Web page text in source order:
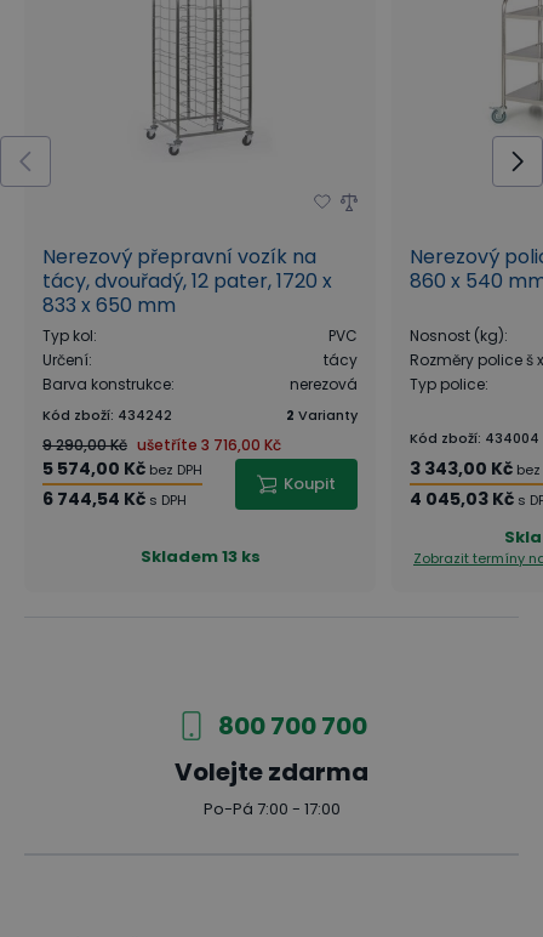
Nerezový přepravní vozík na
tácy, dvouřadý, 12 pater, 1720 x
833 x 650 mm
Typ kol:
PVC
Určení:
tácy
Barva konstrukce: nerezová
Kód zboží: 434242 2 Varianty
9 290,00 Kč ušetříte 3 716,00 Kč
5 574,00 Kč bez DPH
6 744,54 Kč s DPH
Koupit
Skladem13 ks
Nerezový
860 x 540
Nosnost (kg):
Rozměry police š
Typ police:
Kód zboží: 434004
3 343,00 Kč bez
4 045,03 Kč s
Zobrazit termíny
800 700 700
Volejte zdarma
Po-Pá 7:00 - 17:00